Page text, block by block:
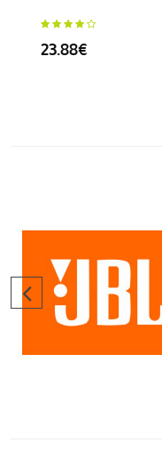
23.88€